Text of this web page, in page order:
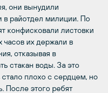
они вынудили
в райотдел милиции. По
конфисковали листовки
часов их держали в
отказывая в
стакан воды. За это
плохо с сердцем, но
После этого ребят